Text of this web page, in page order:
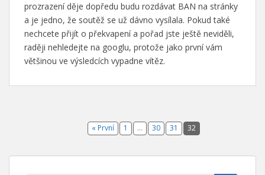
prozrazení děje dopředu budu rozdávat BAN na stránky
a je jedno, že soutěž se už dávno vysílala. Pokud také
nechcete přijít o překvapení a pořad jste ještě neviděli,
raději nehledejte na googlu, protože jako první vám
většinou ve výsledcích vypadne vítěz.
« První 1 … 30 31 32